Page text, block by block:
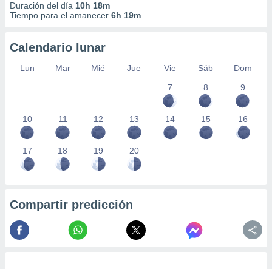
Duración del día 10h 18m
Tiempo para el amanecer 6h 19m
Calendario lunar
Lun Mar Mié Jue Vie Sáb
Dom
7
8 9
10 11 12 13 14 15 16
17 18 19 20
Compartir predicción